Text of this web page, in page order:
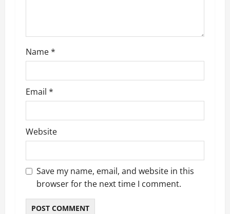
Name*
Email *
Website
Save my name, email, and website in this
browser for the next time I comment.